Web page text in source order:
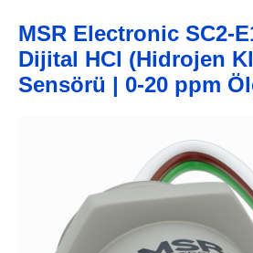
MSR Electronic SC2-
Dijital HCl (Hidrojen
Sensörü | 0-20 ppm